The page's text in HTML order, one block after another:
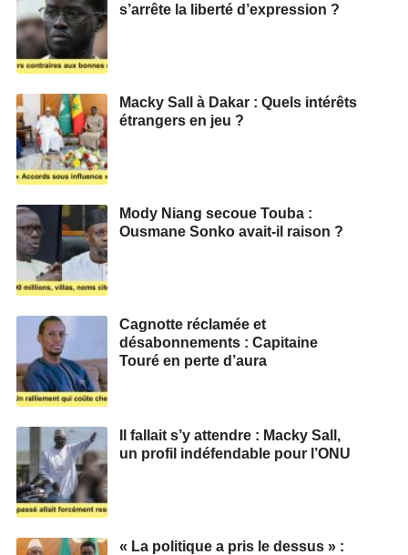
s’arrête la liberté d’expression ?
Macky Sall à Dakar : Quels intérêts
étrangers en jeu ?
Mody Niang secoue Touba :
Ousmane Sonko avait-il raison ?
Cagnotte réclamée et
désabonnements : Capitaine
Touré en perte d’aura
Il fallait s’y attendre : Macky Sall,
un profil indéfendable pour l’ONU
« La politique a pris le dessus » :